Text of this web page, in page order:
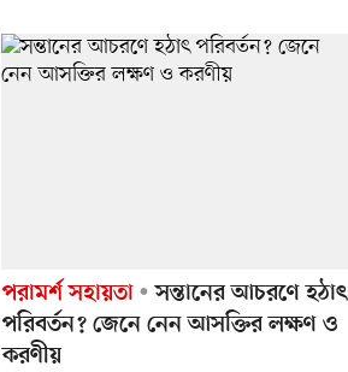
পরামর্শ সহায়তা
সন্তানের আচরণে হঠাৎ
পরিবর্তন? জেনে নেন আসক্তির লক্ষণ ও
করণীয়